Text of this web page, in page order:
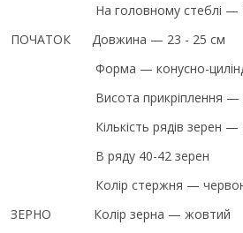
На головному стеблі — 18
ПОЧАТОК Довжина — 23 - 25 см
Форма — конусно-
Висота прикріплення —
Кількість рядів зерен —
В ряду 40-42 зерен
Колір стержня —
ЗЕРНО Колір зерна — жовтий